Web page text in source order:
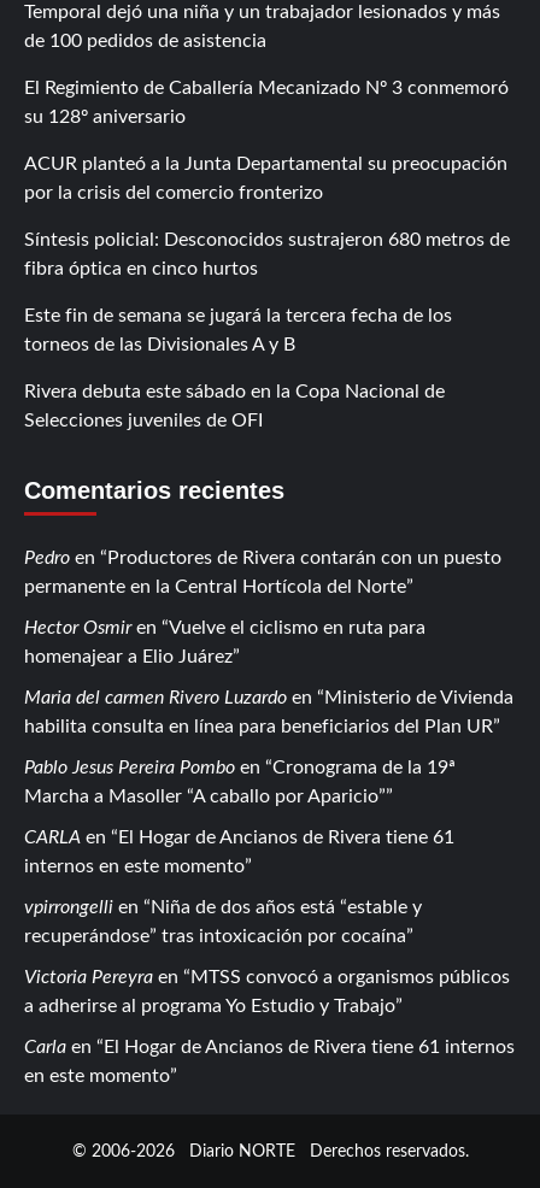
Temporal dejó una niña y un trabajador lesionados y más
de 100 pedidos de asistencia
El Regimiento de Caballería Mecanizado Nº 3 conmemoró
su 128º aniversario
ACUR planteó a la Junta Departamental su preocupación
por la crisis del comercio fronterizo
Síntesis policial: Desconocidos sustrajeron 680 metros de
fibra óptica en cinco hurtos
Este fin de semana se jugará la tercera fecha de los
torneos de las Divisionales A y B
Rivera debuta este sábado en la Copa Nacional de
Selecciones juveniles de OFI
Comentarios recientes
Pedro en
Productores de Rivera contarán con un puesto
permanente en la Central Hortícola del Norte
Hector Osmiren
Vuelve el ciclismo en ruta para
homenajear a Elio Juárez
Maria del carmen Rivero Luzardo en
Ministerio de Vivienda
habilita consulta en línea para beneficiarios del Plan UR
Pablo Jesus Pereira Pombo en
Cronograma de la 19ª
Marcha a Masoller “A caballo por Aparicio”
CARLA en
El Hogar de Ancianos de Rivera tiene 61
internos en este momento
vpirrongelli en
Niña de dos años está “estable y
recuperándose” tras intoxicación por cocaína
Victoria Pereyra en
MTSS convocó a organismos públicos
a adherirse al programa Yo Estudio y Trabajo
Carla en
El Hogar de Ancianos de Rivera tiene 61 internos
en este momento
© 2006-2026 Diario NORTE Derechos reservados.